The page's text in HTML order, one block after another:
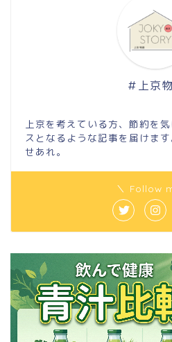
＃上京
上京を考えている方、節約を
スとなるような記事を届けま
せあれ。
＼ Follow